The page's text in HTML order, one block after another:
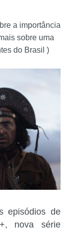
a importância
sobre uma
do Brasil )
episódios de
nova série